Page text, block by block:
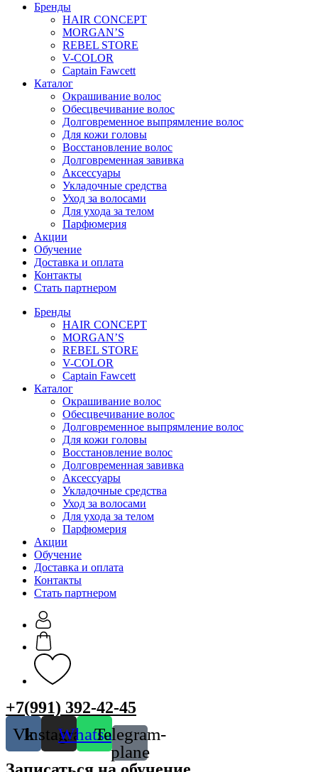
Бренды
HAIR CONCEPT
MORGAN’S
REBEL STORE
V-COLOR
Captain Fawcett
Каталог
Окрашивание волос
Обесцвечивание волос
Долговременное выпрямление волос
Для кожи головы
Восстановление волос
Долговременная завивка
Аксессуары
Укладочные средства
Уход за волосами
Для ухода за телом
Парфюмерия
Акции
Обучение
Доставка и оплата
Контакты
Стать партнером
Бренды
HAIR CONCEPT
MORGAN’S
REBEL STORE
V-COLOR
Captain Fawcett
Каталог
Окрашивание волос
Обесцвечивание волос
Долговременное выпрямление волос
Для кожи головы
Восстановление волос
Долговременная завивка
Аксессуары
Укладочные средства
Уход за волосами
Для ухода за телом
Парфюмерия
Акции
Обучение
Доставка и оплата
Контакты
Стать партнером
+7(991) 392-42-45
VkInstagramWhatsappTelegram-
plane